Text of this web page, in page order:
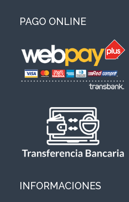
PAGO ONLINE
INFORMACIONES